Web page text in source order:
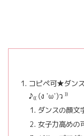
コピペ可★ダン
♪₍₍ (ง ˙ω˙)ว ⁾⁾
ダンスの顔文
女子力高めの